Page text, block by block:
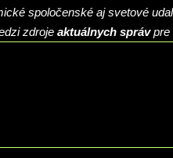
spoločenské aj svetové
zdroje aktuálnych správpre